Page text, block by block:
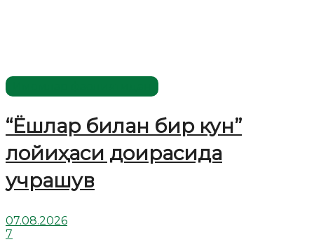
“Ёшлар билан бир кун”
лойиҳаси доирасида
учрашув
07.08.2026
7